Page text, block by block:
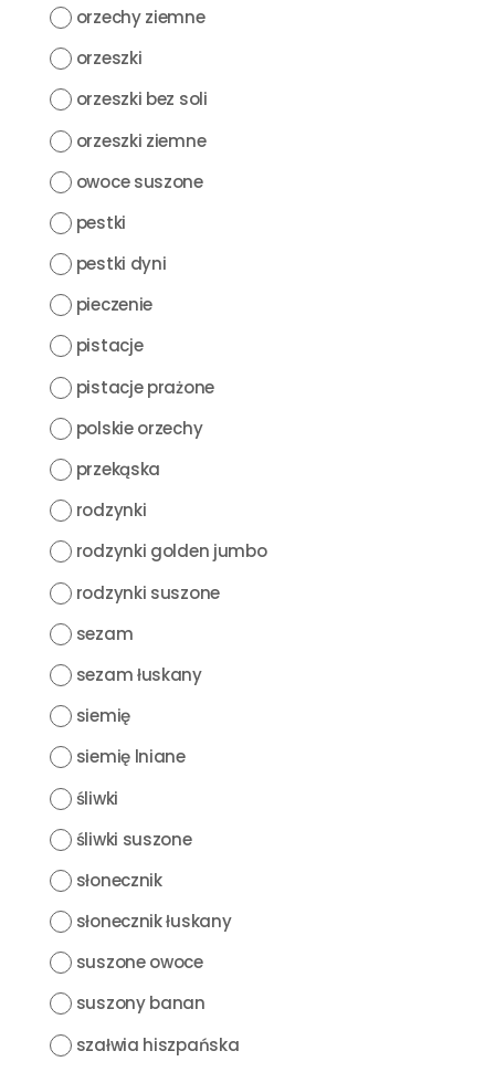
orzechy ziemne
orzeszki
orzeszki bez soli
orzeszki ziemne
owoce suszone
pestki
pestki dyni
pieczenie
pistacje
pistacje prażone
polskie orzechy
przekąska
rodzynki
rodzynki golden jumbo
rodzynki suszone
sezam
sezam łuskany
siemię
siemię lniane
śliwki
śliwki suszone
słonecznik
słonecznik łuskany
suszone owoce
suszony banan
szałwia hiszpańska